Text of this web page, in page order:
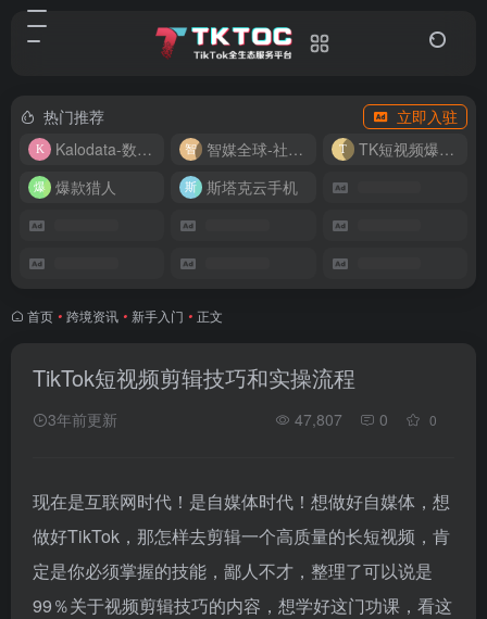
热门推荐
立即入驻
Kalodata-数据分析平台
智媒全球-社媒管理平台
TK短视频爆款复刻
爆款猎人
斯塔克云手机
首页 • 跨境资讯 • 新手入门 • 正文
TikTok短视频剪辑技巧和实操流程
3年前更新 47,807 0 0
现在是互联网时代！是自媒体时代！想做好自媒体，想
做好TikTok，那怎样去剪辑一个高质量的长短视频，肯
定是你必须掌握的技能，鄙人不才，整理了可以说是
99％关于视频剪辑技巧的内容，想学好这门功课，看这